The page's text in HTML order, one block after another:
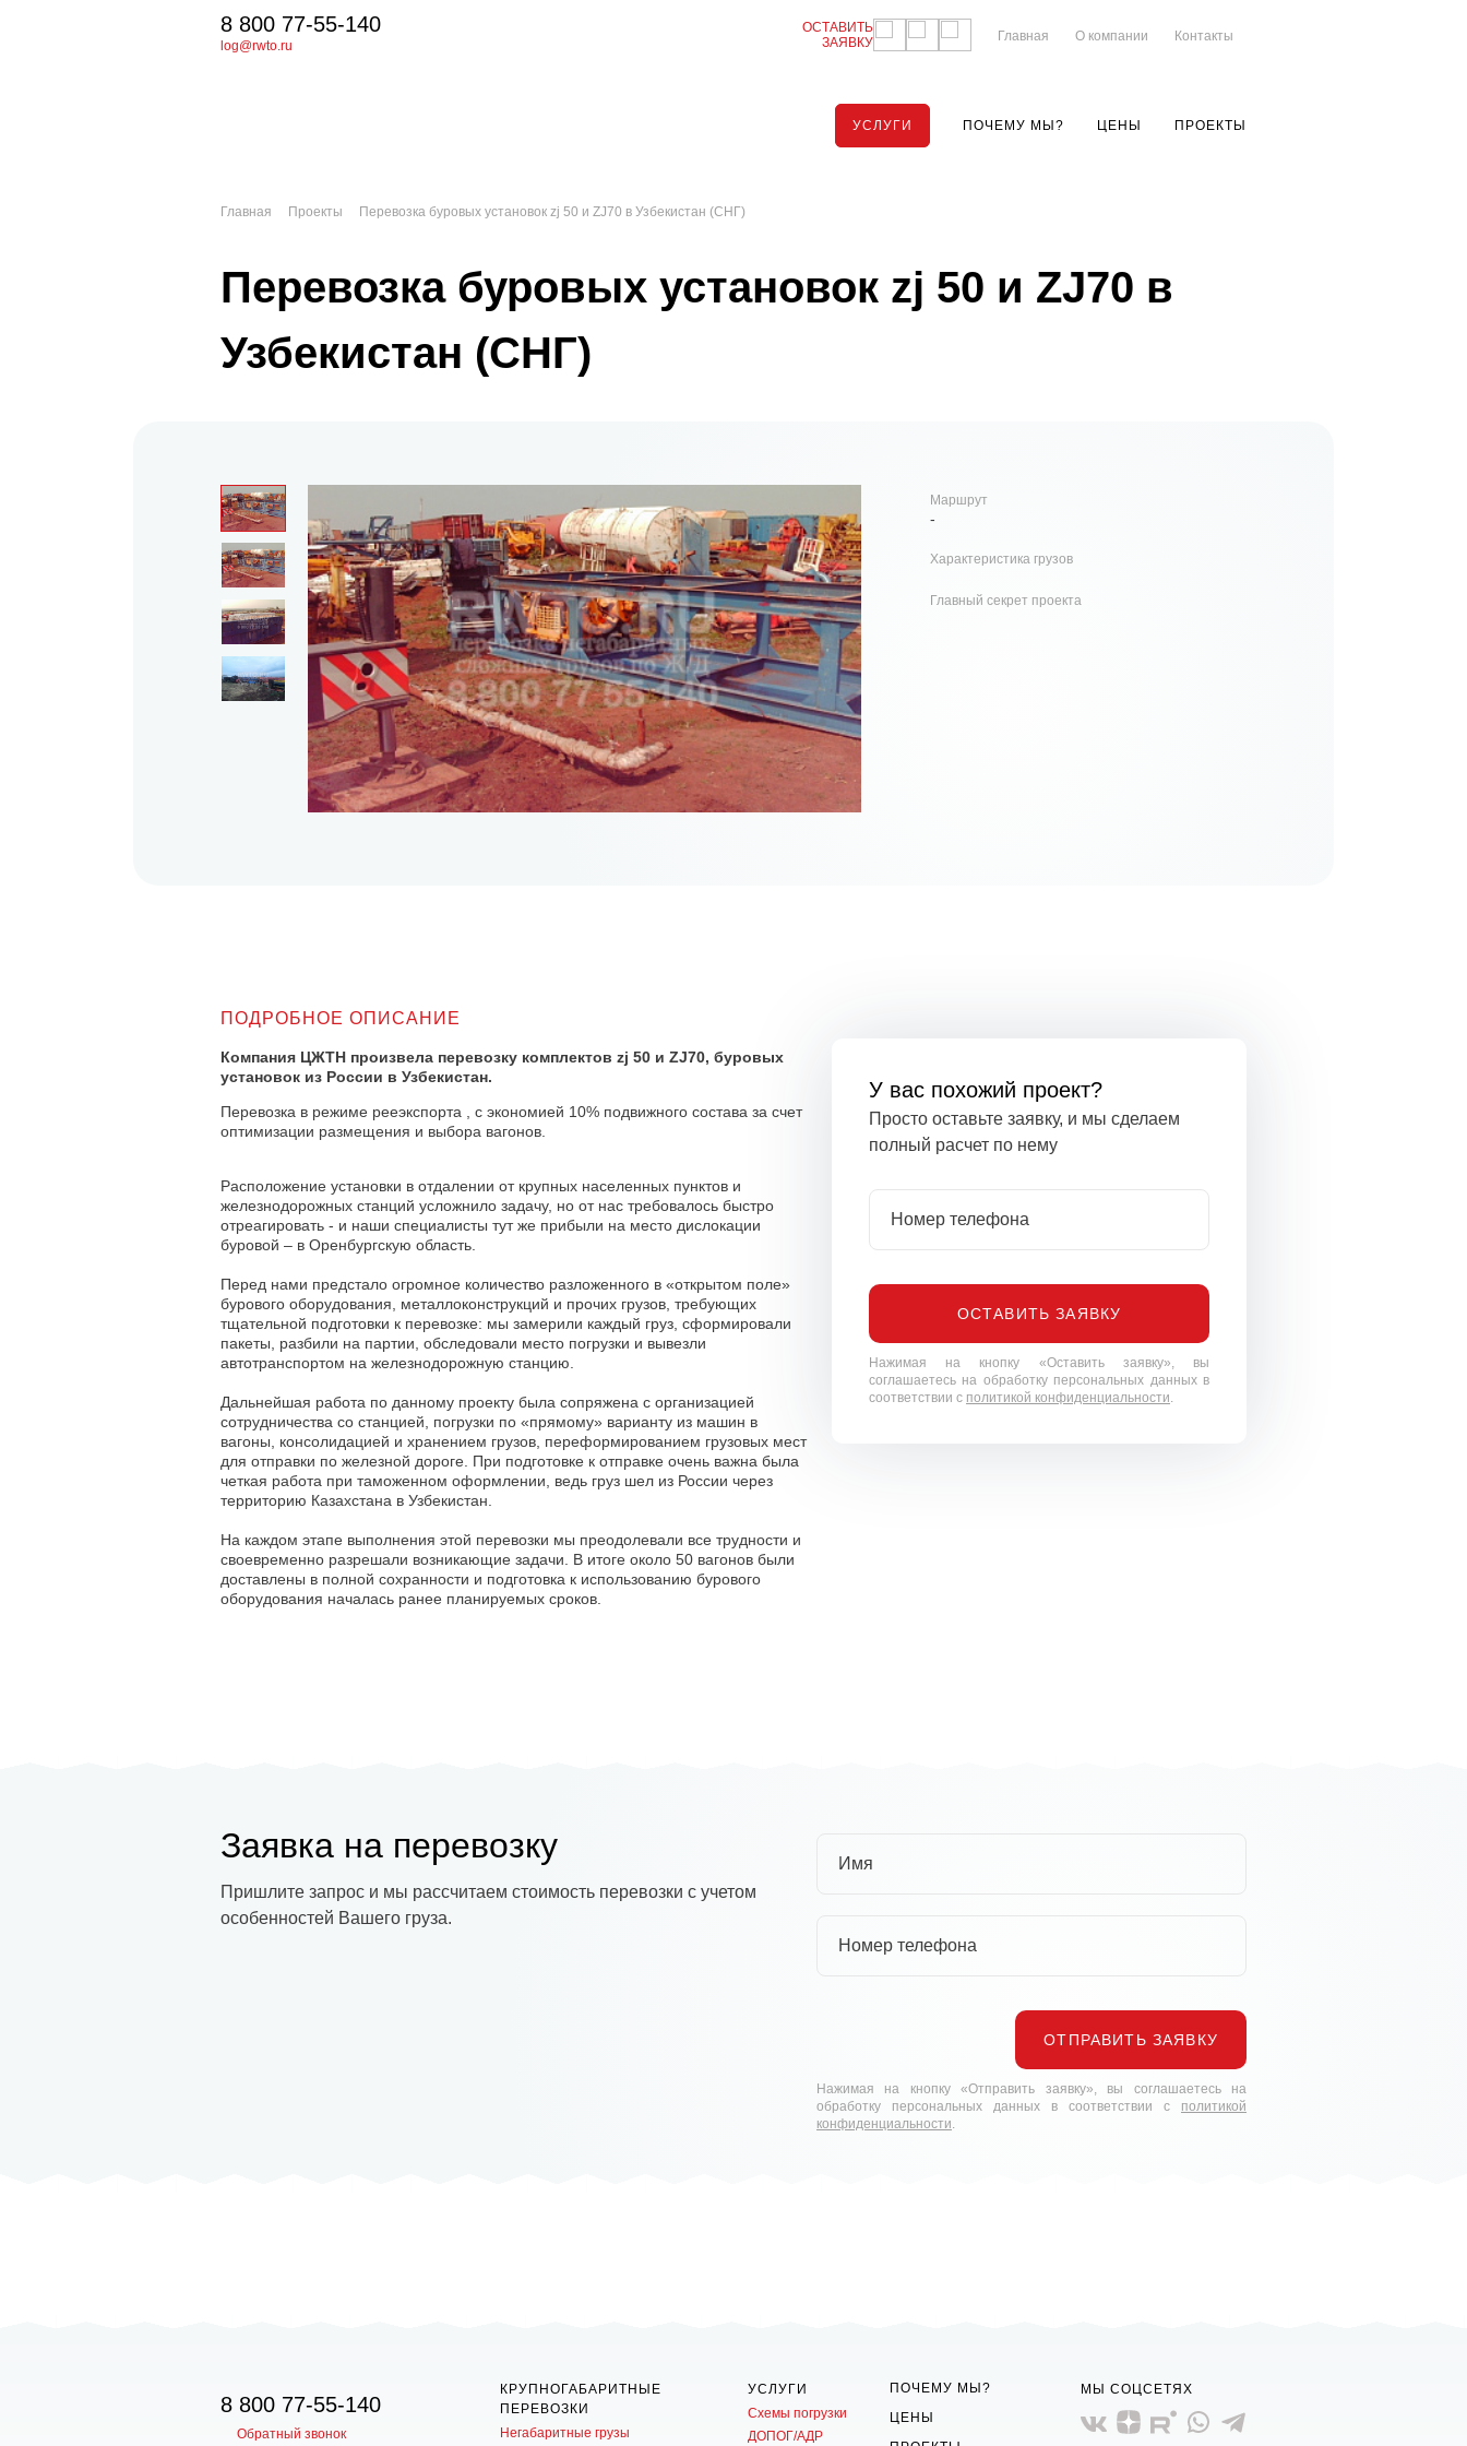
8 800 77-55-140
log@rwto.ru
ОСТАВИТЬ
ЗАЯВКУ
Главная О компании Контакты
УСЛУГИ ПОЧЕМУ МЫ? ЦЕНЫ ПРОЕКТЫ
Главная Проекты Перевозка буровых установок zj 50 и ZJ70 в Узбекистан (СНГ)
Перевозка буровых установок zj 50 и ZJ70 в
Узбекистан (СНГ)
Маршрут
-
Характеристика грузов
Главный секрет проекта
ПОДРОБНОЕ ОПИСАНИЕ
Компания ЦЖТН произвела перевозку комплектов zj 50 и ZJ70, буровых
установок из России в Узбекистан.
Перевозка в режиме рееэкспорта , с экономией 10% подвижного состава за счет
оптимизации размещения и выбора вагонов.
Расположение установки в отдалении от крупных населенных пунктов и
железнодорожных станций усложнило задачу, но от нас требовалось быстро
отреагировать - и наши специалисты тут же прибыли на место дислокации
буровой – в Оренбургскую область.
Перед нами предстало огромное количество разложенного в «открытом поле»
бурового оборудования, металлоконструкций и прочих грузов, требующих
тщательной подготовки к перевозке: мы замерили каждый груз, сформировали
пакеты, разбили на партии, обследовали место погрузки и вывезли
автотранспортом на железнодорожную станцию.
Дальнейшая работа по данному проекту была сопряжена с организацией
сотрудничества со станцией, погрузки по «прямому» варианту из машин в
вагоны, консолидацией и хранением грузов, переформированием грузовых мест
для отправки по железной дороге. При подготовке к отправке очень важна была
четкая работа при таможенном оформлении, ведь груз шел из России через
территорию Казахстана в Узбекистан.
На каждом этапе выполнения этой перевозки мы преодолевали все трудности и
своевременно разрешали возникающие задачи. В итоге около 50 вагонов были
доставлены в полной сохранности и подготовка к использованию бурового
оборудования началась ранее планируемых сроков.
У вас похожий проект?
Просто оставьте заявку, и мы сделаем
полный расчет по нему
Номер телефона
ОСТАВИТЬ ЗАЯВКУ
Нажимая на кнопку «Оставить заявку», вы
соглашаетесь на обработку персональных данных в
соответствии с политикой конфиденциальности.
Заявка на перевозку
Пришлите запрос и мы рассчитаем стоимость перевозки с учетом
особенностей Вашего груза.
Имя
Номер телефона
ОТПРАВИТЬ ЗАЯВКУ
Нажимая на кнопку «Отправить заявку», вы соглашаетесь на
обработку персональных данных в соответствии с политикой
конфиденциальности.
8 800 77-55-140
Обратный звонок
КРУПНОГАБАРИТНЫЕ
ПЕРЕВОЗКИ
Негабаритные грузы
УСЛУГИ
Схемы погрузки
ДОПОГ/АДР
ПОЧЕМУ МЫ?
ЦЕНЫ
МЫ СОЦСЕТЯХ